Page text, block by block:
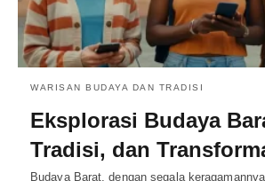
WARISAN BUDAYA DAN TRADISI
Eksplorasi Budaya
Tradisi, dan
Budaya Barat, dengan segala